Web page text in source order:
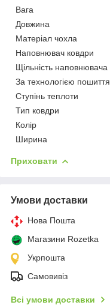
Вага
Довжина
Матеріал чохла
Наповнювач ковдри
Щільність наповнювача
За технологією пошиття
Ступінь теплоти
Тип ковдри
Колір
Ширина
Приховати
Умови доставки
Нова Пошта
Магазини Rozetka
Укрпошта
Самовивіз
Всі умови доставки